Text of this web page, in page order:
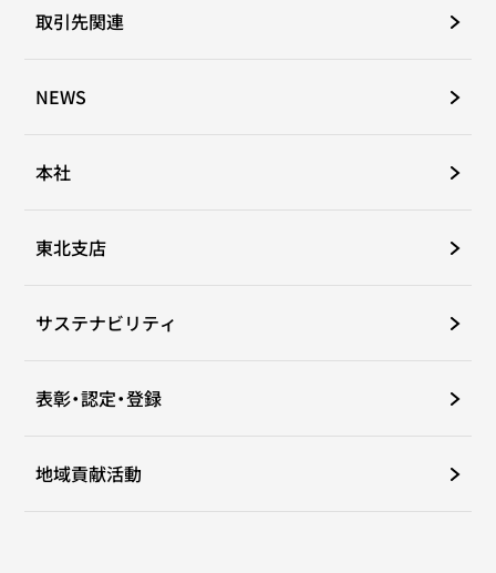
取引先関連
NEWS
本社
東北支店
サステナビリティ
表彰・認定・登録
地域貢献活動